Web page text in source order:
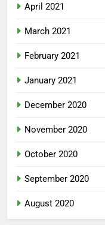
April 2021
March 2021
February 2021
January 2021
December 2020
November 2020
October 2020
September 2020
August 2020